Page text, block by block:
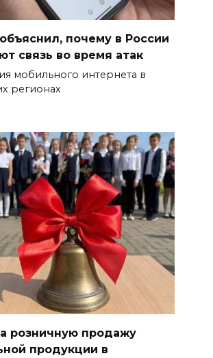
почему в России
связь во время атак
мобильного интернета в
регионах
розничную продажу
продукции в